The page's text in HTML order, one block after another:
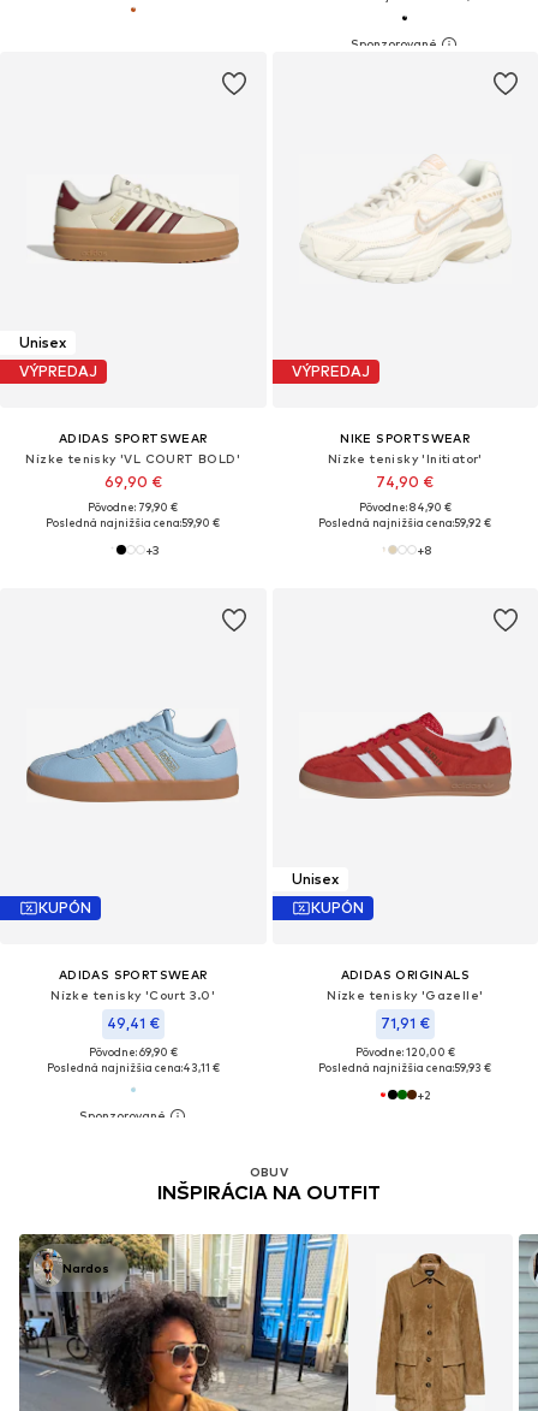
Unisex
VÝPREDAJ
ADIDAS SPORTSWEAR
Nízke tenisky 'VL COURT BOLD'
69,90 €
Pôvodne: 79,90 €
Posledná najnižšia cena:59,90 €
+3
VÝPREDAJ
NIKE SPORTSWEAR
Nízke tenisky 'Initiator'
74,90 €
Pôvodne: 84,90 €
Posledná najnižšia cena:59,92 €
+8
KUPÓN
ADIDAS SPORTSWEAR
Nízke tenisky 'Court 3.0'
49,41 €
Pôvodne: 69,90 €
Posledná najnižšia cena:43,11 €
Unisex
KUPÓN
ADIDAS ORIGINALS
Nízke tenisky 'Gazelle'
71,91 €
Pôvodne: 120,00 €
Posledná najnižšia cena:59,93 €
+2
OBUV
INŠPIRÁCIA NA OUTFIT
Nardos